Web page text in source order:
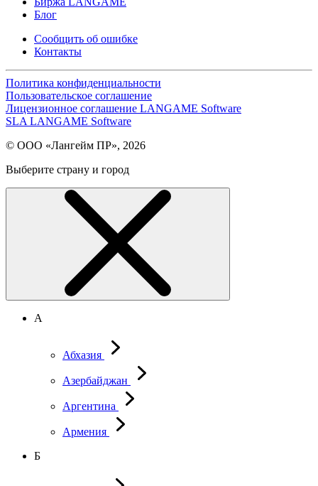
Блог
Сообщить об ошибке
Контакты
Политика конфиденциальности
Пользовательское соглашение
Лицензионное соглашение LANGAME Software
SLA LANGAME Software
© ООО «Лангейм ПР», 2026
Выберите страну и город
А
Абхазия
Азербайджан
Аргентина
Армения
Б